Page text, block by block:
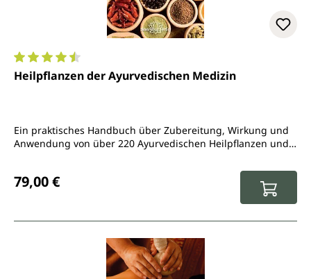
Durchschnittliche Bewertung von 4.6 von 5 Sternen
Heilpflanzen der Ayurvedischen Medizin
Ein praktisches Handbuch über Zubereitung, Wirkung und
Anwendung von über 220 Ayurvedischen Heilpflanzen und
79,00 €